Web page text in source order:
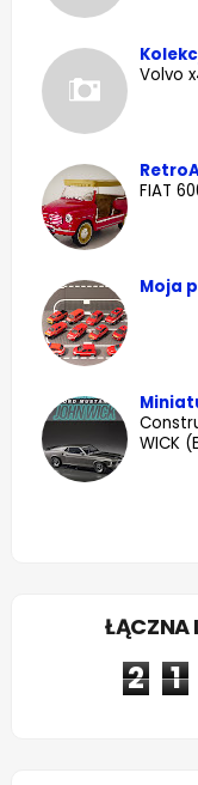
Volvo
FIAT
Moja
WICK
ŁĄCZNA
2 1